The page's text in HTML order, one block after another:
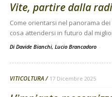
Vite, partire dalla
Come orientarsi nel panorama
cosa attendersi in futuro dal
Di Davide Bianchi, Lucio Brancadoro -
VITICOLTURA 17 Dicembre 2025